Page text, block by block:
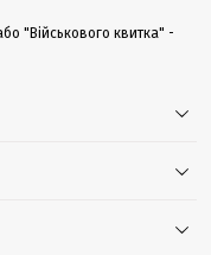
"Військового квитка" -